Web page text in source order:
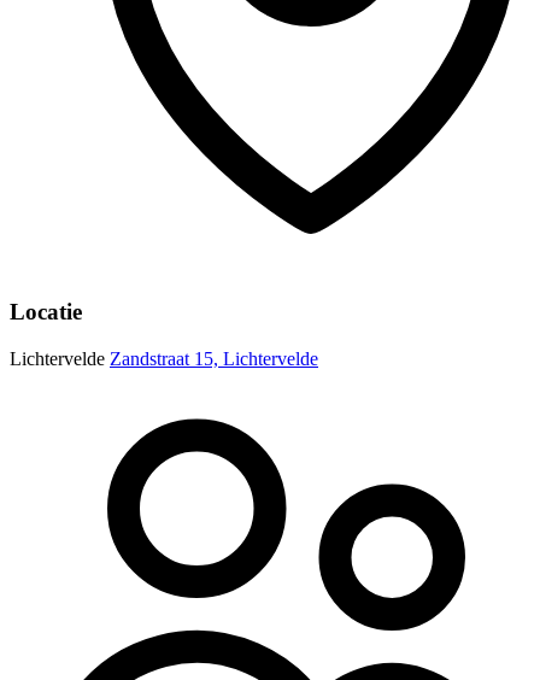
Locatie
Lichtervelde Zandstraat 15, Lichtervelde